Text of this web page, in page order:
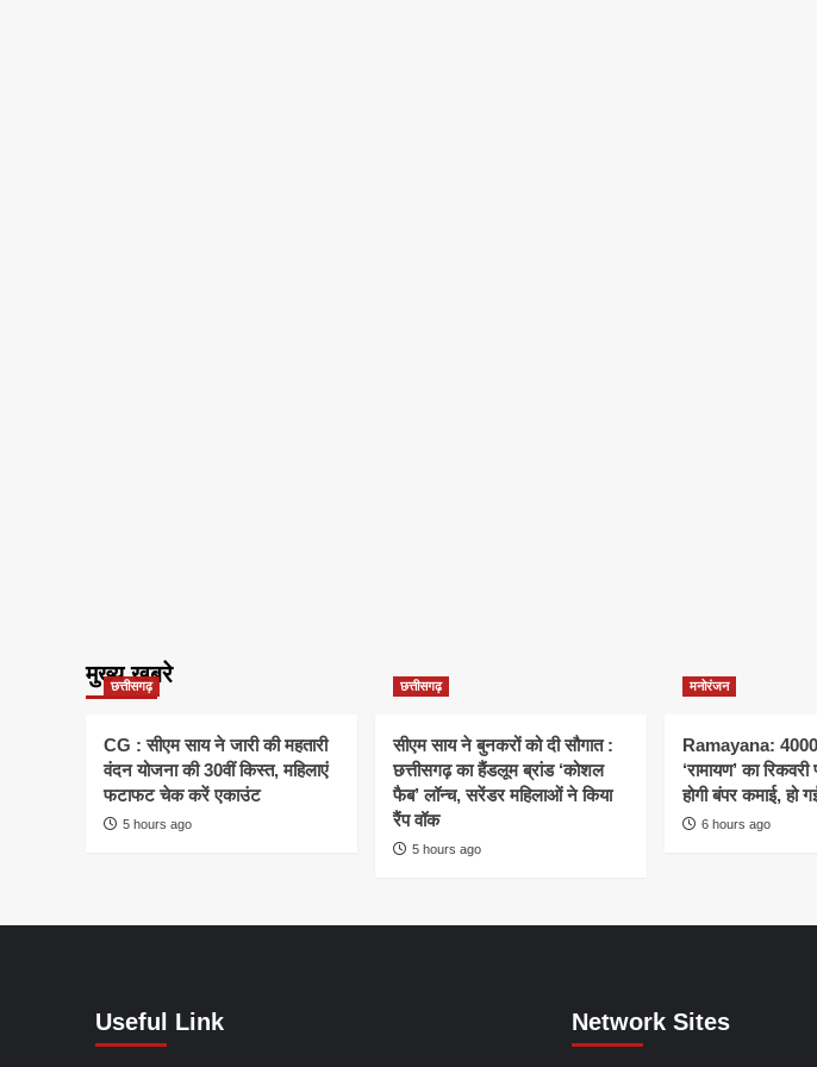
मुख्य खबरे
छत्तीसगढ़
CG : सीएम साय ने जारी की महतारी
वंदन योजना की 30वीं किस्त, महिलाएं
फटाफट चेक करें एकाउंट
5 hours ago
छत्तीसगढ़
सीएम साय ने बुनकरों को दी सौगात :
छत्तीसगढ़ का हैंडलूम ब्रांड ‘कोशल
फैब’ लॉन्च, सरेंडर महिलाओं ने किया
रैंप वॉक
5 hours ago
मनोरंजन
Ramayana:
‘रामायण’ का
होगी बंपर कमाई, हो
6 hours ago
Useful Link Network Sites